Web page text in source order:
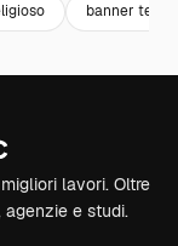
banner
lavori. Oltre
agenzie e studi.